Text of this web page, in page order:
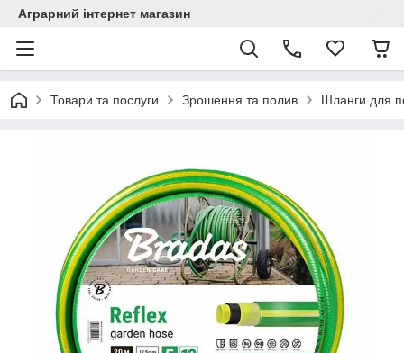
Аграрний інтернет магазин
Товари та послуги Зрошення та полив Шланги для